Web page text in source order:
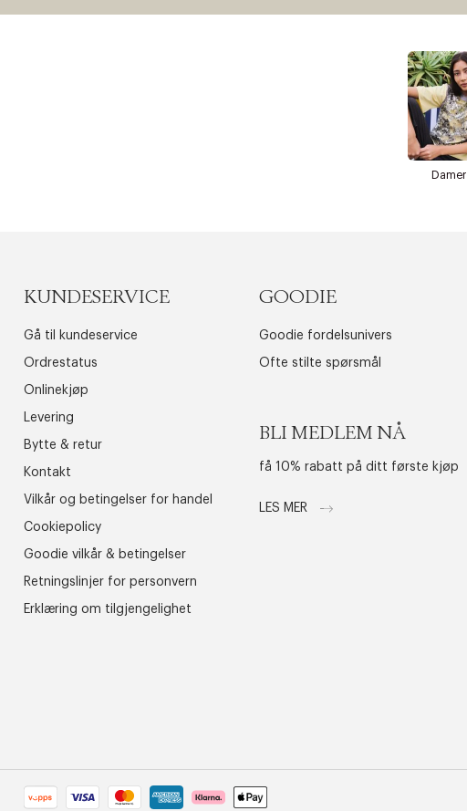
Damer
KUNDESERVICE
Gå til kundeservice
Ordrestatus
Onlinekjøp
Levering
Bytte & retur
Kontakt
Vilkår og betingelser for handel
Cookiepolicy
Goodie vilkår & betingelser
Retningslinjer for personvern
Erklæring om tilgjengelighet
GOODIE
Goodie fordelsunivers
Ofte stilte spørsmål
BLI MEDLEM NÅ
få 10% rabatt på ditt første kjøp
LES MER